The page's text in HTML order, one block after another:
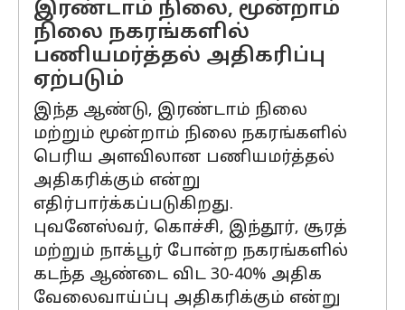
இரண்டாம் நிலை, மூன்றாம்
நிலை நகரங்களில்
பணியமர்த்தல் அதிகரிப்பு
ஏற்படும்
இந்த ஆண்டு, இரண்டாம் நிலை
மற்றும் மூன்றாம் நிலை நகரங்களில்
பெரிய அளவிலான பணியமர்த்தல்
அதிகரிக்கும் என்று
எதிர்பார்க்கப்படுகிறது.
புவனேஸ்வர், கொச்சி, இந்தூர், சூரத்
மற்றும் நாக்பூர் போன்ற நகரங்களில்
கடந்த ஆண்டை விட 30-40% அதிக
வேலைவாய்ப்பு அதிகரிக்கும் என்று